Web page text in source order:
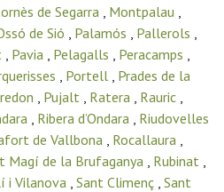
de Segarra , Montpalau ,
de Sió , Palamós , Pallerols ,
, Pavia , Pelagalls , Peracamps ,
, Portell , Prades de la
, Pujalt , Ratera , Rauric ,
, Ribera d’Ondara , Riudovelles
de Vallbona , Rocallaura ,
Magí de la Brufaganya , Rubinat ,
i Vilanova , Sant Climenç , Sant